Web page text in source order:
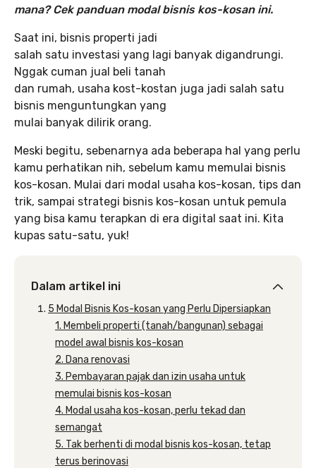
mana? Cek panduan modal bisnis kos-kosan ini.
Saat ini, bisnis properti jadi
salah satu investasi yang lagi banyak digandrungi.
Nggak cuman jual beli tanah
dan rumah, usaha kost-kostan juga jadi salah satu
bisnis menguntungkan yang
mulai banyak dilirik orang.
Meski begitu, sebenarnya ada beberapa hal yang perlu
kamu perhatikan nih, sebelum kamu memulai bisnis
kos-kosan. Mulai dari modal usaha kos-kosan, tips dan
trik, sampai strategi bisnis kos-kosan untuk pemula
yang bisa kamu terapkan di era digital saat ini. Kita
kupas satu-satu, yuk!
Dalam artikel ini
5 Modal Bisnis Kos-kosan yang Perlu Dipersiapkan
1. Membeli properti (tanah/bangunan) sebagai
model awal bisnis kos-kosan
2. Dana renovasi
3. Pembayaran pajak dan izin usaha untuk
memulai bisnis kos-kosan
4. Modal usaha kos-kosan, perlu tekad dan
semangat
5. Tak berhenti di modal bisnis kos-kosan, tetap
terus berinovasi